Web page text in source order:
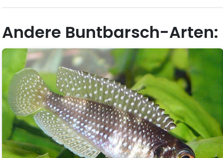
Andere Buntbarsch-Arten: